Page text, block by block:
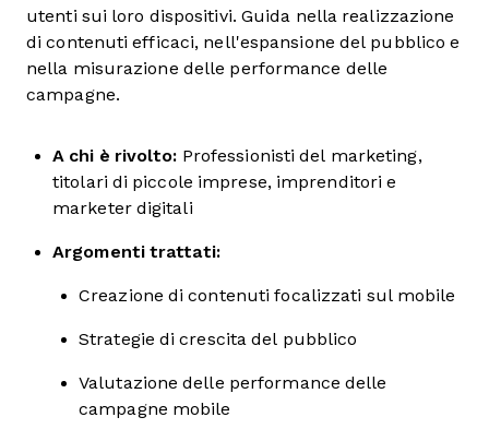
utenti sui loro dispositivi. Guida nella realizzazione
di contenuti efficaci, nell'espansione del pubblico e
nella misurazione delle performance delle
campagne.
A chi è rivolto: Professionisti del marketing,
titolari di piccole imprese, imprenditori e
marketer digitali
Argomenti trattati:
Creazione di contenuti focalizzati sul mobile
Strategie di crescita del pubblico
Valutazione delle performance delle
campagne mobile